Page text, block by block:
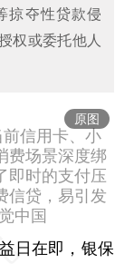
掠夺性贷款侵
权或委托他人
原图
信用卡、小
费场景深度绑
即时的支付压
信贷，易引发
中国
日在即，银保